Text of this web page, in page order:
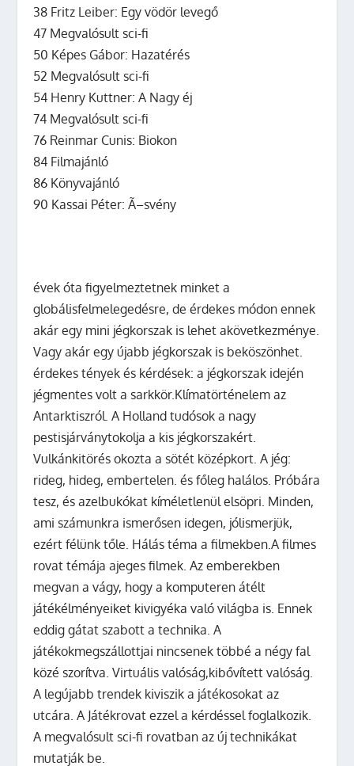
38 Fritz Leiber: Egy vödör levegő
47 Megvalósult sci-fi
50 Képes Gábor: Hazatérés
52 Megvalósult sci-fi
54 Henry Kuttner: A Nagy éj
74 Megvalósult sci-fi
76 Reinmar Cunis: Biokon
84 Filmajánló
86 Könyvajánló
90 Kassai Péter: Ã–svény
évek óta figyelmeztetnek minket a
globálisfelmelegedésre, de érdekes módon ennek
akár egy mini jégkorszak is lehet akövetkezménye.
Vagy akár egy újabb jégkorszak is beköszönhet.
érdekes tények és kérdések: a jégkorszak idején
jégmentes volt a sarkkör.Klímatörténelem az
Antarktiszról. A Holland tudósok a nagy
pestisjárványtokolja a kis jégkorszakért.
Vulkánkitörés okozta a sötét középkort. A jég:
rideg, hideg, embertelen. és főleg halálos. Próbára
tesz, és azelbukókat kíméletlenül elsöpri. Minden,
ami számunkra ismerősen idegen, jólismerjük,
ezért félünk tőle. Hálás téma a filmekben.A filmes
rovat témája ajeges filmek. Az emberekben
megvan a vágy, hogy a komputeren átélt
játékélményeiket kivigyéka való világba is. Ennek
eddig gátat szabott a technika. A
játékokmegszállottjai nincsenek többé a négy fal
közé szorítva. Virtuális valóság,kibővített valóság.
A legújabb trendek kiviszik a játékosokat az
utcára. A Játékrovat ezzel a kérdéssel foglalkozik.
A megvalósult sci-fi rovatban az új technikákat
mutatják be.